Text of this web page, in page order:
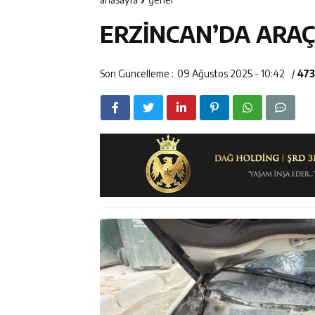
11:36 Kemah
11:35 Mercan’da
16:40 Mustafa
ERZİNCAN’DA
Son Güncelleme : 09 Ağustos 2025 - 10:42 /